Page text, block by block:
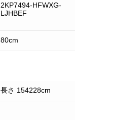
2KP7494-HFWXG-
LJHBEF
80cm
長さ 154228cm